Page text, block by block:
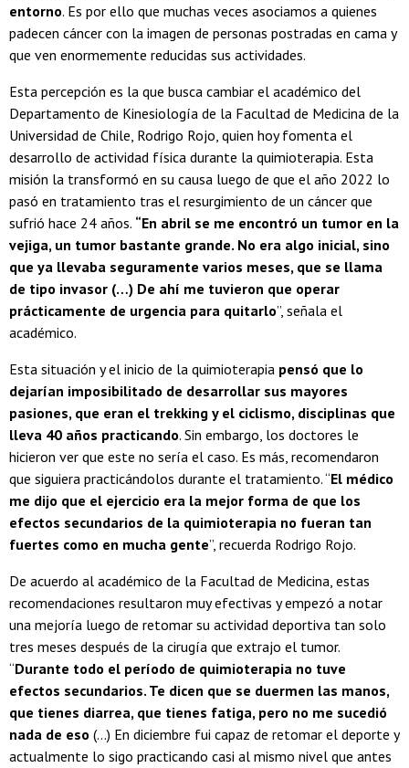
entorno. Es por ello que muchas veces asociamos a quienes
padecen cáncer con la imagen de personas postradas en cama y
que ven enormemente reducidas sus actividades.
Esta percepción es la que busca cambiar el académico del
Departamento de Kinesiología de la Facultad de Medicina de la
Universidad de Chile, Rodrigo Rojo, quien hoy fomenta el
desarrollo de actividad física durante la quimioterapia. Esta
misión la transformó en su causa luego de que el año 2022 lo
pasó en tratamiento tras el resurgimiento de un cáncer que
sufrió hace 24 años. “En abril se me encontró un tumor en la
vejiga, un tumor bastante grande. No era algo inicial, sino
que ya llevaba seguramente varios meses, que se llama
de tipo invasor (…) De ahí me tuvieron que operar
prácticamente de urgencia para quitarlo”, señala el
académico.
Esta situación y el inicio de la quimioterapia pensó que lo
dejarían imposibilitado de desarrollar sus mayores
pasiones, que eran el trekking y el ciclismo, disciplinas que
lleva 40 años practicando. Sin embargo, los doctores le
hicieron ver que este no sería el caso. Es más, recomendaron
que siguiera practicándolos durante el tratamiento. “El médico
me dijo que el ejercicio era la mejor forma de que los
efectos secundarios de la quimioterapia no fueran tan
fuertes como en mucha gente”, recuerda Rodrigo Rojo.
De acuerdo al académico de la Facultad de Medicina, estas
recomendaciones resultaron muy efectivas y empezó a notar
una mejoría luego de retomar su actividad deportiva tan solo
tres meses después de la cirugía que extrajo el tumor.
“Durante todo el período de quimioterapia no tuve
efectos secundarios. Te dicen que se duermen las manos,
que tienes diarrea, que tienes fatiga, pero no me sucedió
nada de eso (…) En diciembre fui capaz de retomar el deporte y
actualmente lo sigo practicando casi al mismo nivel que antes